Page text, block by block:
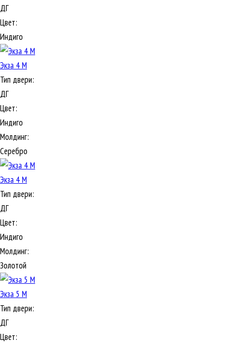
ДГ
Цвет:
Индиго
Экза 4 М
Тип двери:
ДГ
Цвет:
Индиго
Молдинг:
Серебро
Экза 4 М
Тип двери:
ДГ
Цвет:
Индиго
Молдинг:
Золотой
Экза 5 М
Тип двери:
ДГ
Цвет: